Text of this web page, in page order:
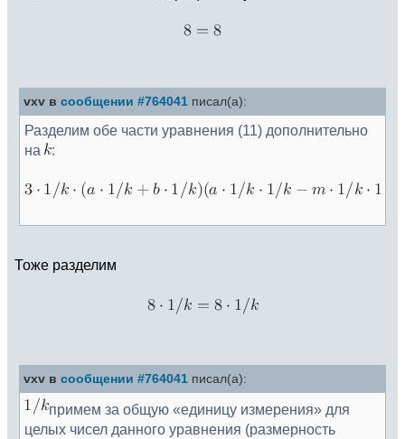
vxv в сообщении #764041 писал(а):
Разделим обе части уравнения (11) дополнительно
на
:
Тоже разделим
vxv в сообщении #764041 писал(а):
примем за общую «единицу измерения» для
целых чисел данного уравнения (размерность